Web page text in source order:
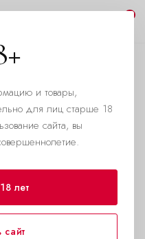
и товары,
для лиц старше 18
сайта, вы
лет
сайт
Условия доставки